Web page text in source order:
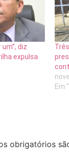
diz
expulsa
Em
obrigatórios